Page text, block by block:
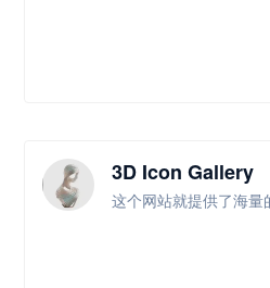
3D Icon Gallery
这个网站就提供了海